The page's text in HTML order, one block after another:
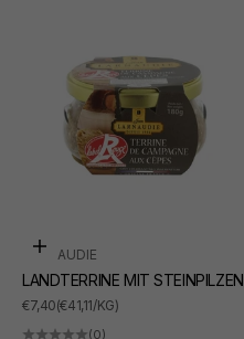
In den Warenkorb
LARNAUDIE
LANDTERRINE MIT STEINPILZEN
ANGEBOT
€7,40(€41,11/KG)
(0)